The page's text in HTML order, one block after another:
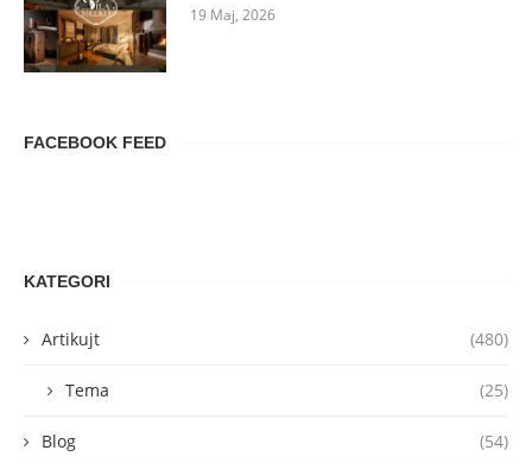
19 Maj, 2026
FACEBOOK FEED
KATEGORI
Artikujt (480)
Tema (25)
Blog (54)